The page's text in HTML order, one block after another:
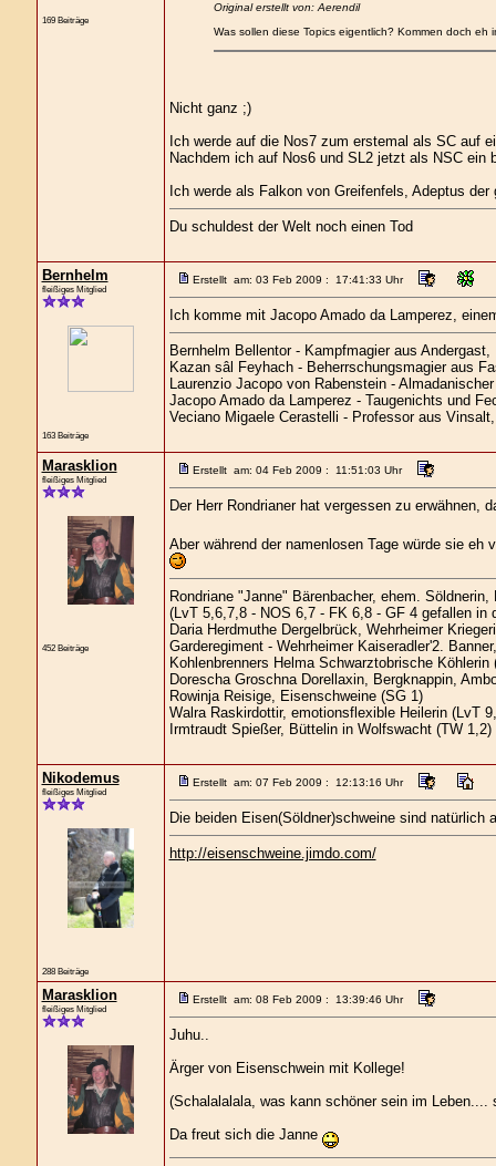
169 Beiträge
Original erstellt von: Aerendil
Was sollen diese Topics eigentlich? Kommen doch eh
Nicht ganz ;)
Ich werde auf die Nos7 zum erstemal als SC auf
Nachdem ich auf Nos6 und SL2 jetzt als NSC ein
Ich werde als Falkon von Greifenfels, Adeptus
Du schuldest der Welt noch einen Tod
Bernhelm
fleißiges Mitglied
163 Beiträge
Erstellt am: 03 Feb 2009 : 17:41:33 Uhr
Ich komme mit Jacopo Amado da Lamperez,
Bernhelm Bellentor - Kampfmagier aus Andergast,
Kazan sâl Feyhach - Beherrschungsmagier aus
Laurenzio Jacopo von Rabenstein -
Jacopo Amado da Lamperez - Taugenichts und
Veciano Migaele Cerastelli - Professor aus
Marasklion
fleißiges Mitglied
452 Beiträge
Erstellt am: 04 Feb 2009 : 11:51:03 Uhr
Der Herr Rondrianer hat vergessen zu erwähnen,
Aber während der namenlosen Tage würde sie
Rondriane "Janne" Bärenbacher, ehem.
(LvT 5,6,7,8 - NOS 6,7 - FK 6,8 - GF 4 gefallen in
Daria Herdmuthe Dergelbrück, Wehrheimer
Garderegiment - Wehrheimer Kaiseradler'2.
Kohlenbrenners Helma Schwarztobrische Köhlerin
Dorescha Groschna Dorellaxin, Bergknappin,
Rowinja Reisige, Eisenschweine (SG 1)
Walra Raskirdottir, emotionsflexible Heilerin (LvT
Irmtraudt Spießer, Büttelin in Wolfswacht (TW 1,2)
Nikodemus
fleißiges Mitglied
288 Beiträge
Erstellt am: 07 Feb 2009 : 12:13:16 Uhr
Die beiden Eisen(Söldner)schweine sind natürlich
http://eisenschweine.jimdo.com/
Marasklion
fleißiges Mitglied
Erstellt am: 08 Feb 2009 : 13:39:46 Uhr
Juhu..
Ärger von Eisenschwein mit Kollege!
(Schalalalala, was kann schöner sein im
Da freut sich die Janne